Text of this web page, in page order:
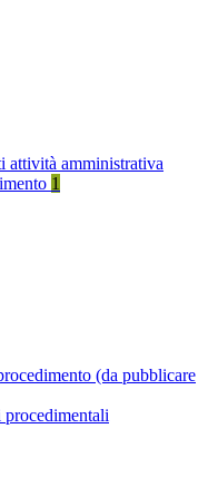
attività amministrativa
1
(da pubblicare